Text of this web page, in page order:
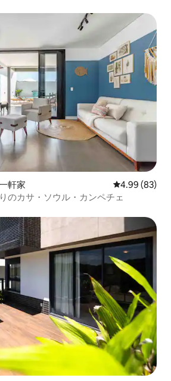
スです。
軒家 レビュー83
4.99 (83)
のカサ・ソウル・カンペチェ